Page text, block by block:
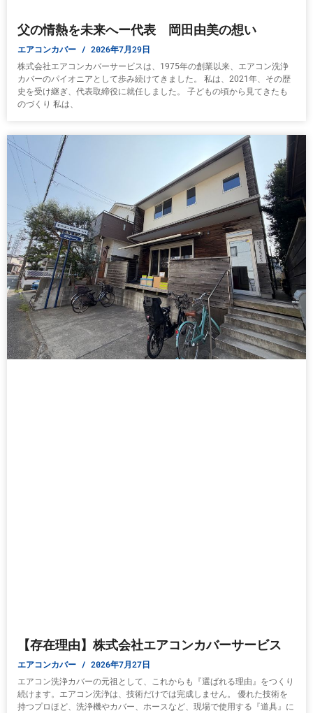
父の情熱を未来へー代表 岡田由美の想い
エアコンカバー 2026年7月29日
株式会社エアコンカバーサービスは、1975年の創業以来、エアコン洗浄
カバーのパイオニアとして歩み続けてきました。 私は、2021年、その歴
史を受け継ぎ、代表取締役に就任しました。 子どもの頃から見てきたも
のづくり 私は、
【存在理由】株式会社エアコンカバーサービス
エアコンカバー 2026年7月27日
エアコン洗浄カバーの元祖として、これからも『選ばれる理由』をつくり
続けます。エアコン洗浄は、技術だけでは完成しません。 優れた技術を
持つプロほど、洗浄機やカバー、ホースなど、現場で使用する『道具』に